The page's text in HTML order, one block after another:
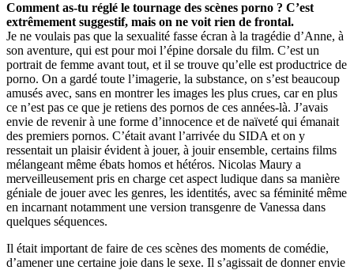
Comment as-tu réglé le tournage des scènes porno ? C’est
extrêmement suggestif, mais on ne voit rien de frontal.
Je ne voulais pas que la sexualité fasse écran à la tragédie d’Anne, à
son aventure, qui est pour moi l’épine dorsale du film. C’est un
portrait de femme avant tout, et il se trouve qu’elle est productrice de
porno. On a gardé toute l’imagerie, la substance, on s’est beaucoup
amusés avec, sans en montrer les images les plus crues, car en plus
ce n’est pas ce que je retiens des pornos de ces années-là. J’avais
envie de revenir à une forme d’innocence et de naïveté qui émanait
des premiers pornos. C’était avant l’arrivée du SIDA et on y
ressentait un plaisir évident à jouer, à jouir ensemble, certains films
mélangeant même ébats homos et hétéros. Nicolas Maury a
merveilleusement pris en charge cet aspect ludique dans sa manière
géniale de jouer avec les genres, les identités, avec sa féminité même
en incarnant notamment une version transgenre de Vanessa dans
quelques séquences.
Il était important de faire de ces scènes des moments de comédie,
d’amener une certaine joie dans le sexe. Il s’agissait de donner envie